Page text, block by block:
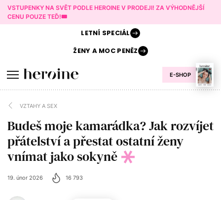
VSTUPENKY NA SVĚT PODLE HEROINE V PRODEJI! ZA VÝHODNĚJŠÍ
CENU POUZE TEĎ!🎟️
E-SHOP
LETNÍ SPECIÁL
ŽENY AMOC PENĚZ
VZTAHY A SEX
Budeš moje kamarádka? Jak rozvíjet
přátelství a přestat ostatní ženy
vnímat jako sokyně
19. únor 2026 16 793